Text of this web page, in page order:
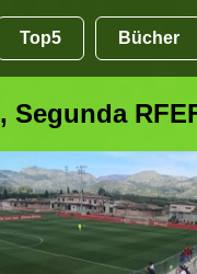
Top5 Bücher
Segunda